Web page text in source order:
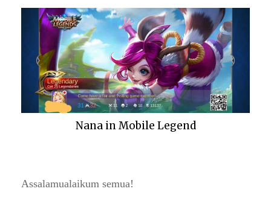
Nana in Mobile Legend
Assalamualaikum semua!